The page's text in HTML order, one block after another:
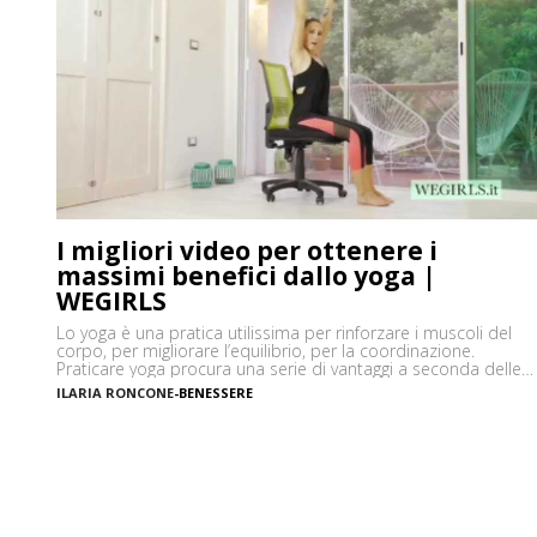
I migliori video per ottenere i
massimi benefici dallo yoga |
WEGIRLS
Lo yoga è una pratica utilissima per rinforzare i muscoli del
corpo, per migliorare l’equilibrio, per la coordinazione.
Praticare yoga procura una serie di vantaggi a seconda delle
parti del corpo che si sceglie di far lavorare e oggi vediamo i
migliori video yoga per allenarsi in ogni momento della
ILARIA RONCONE-BENESSERE